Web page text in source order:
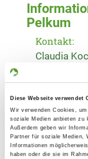
Diese Webseite verwendet
Wir verwenden Cookies,
soziale Medien anbieten zu
Außerdem geben wir
Partner für soziale Medien,
Informationen
haben oder die sie im
Pelkum
Kontakt:
Claudia
59065
Weetfelder
59077
Handy: